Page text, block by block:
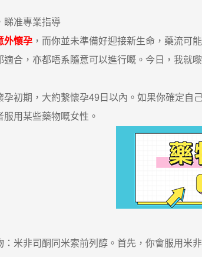
准專業指導
外懷孕 ，而你並未準備好迎接新生命，藥流可
適合，亦都唔系隨意可以進行嘅。今日，我就
期，大約繫懷孕49日以內。如果你確定自
用某些藥物嘅女性。
非司酮同米索前列醇。首先，你會服用米